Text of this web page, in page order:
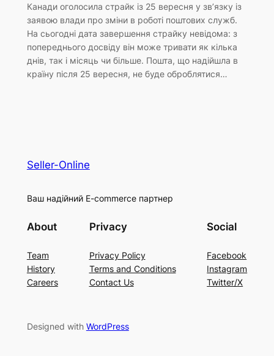
Канади оголосила страйк із 25 вересня у зв’язку із
заявою влади про зміни в роботі поштових служб.
На сьогодні дата завершення страйку невідома: з
попереднього досвіду він може тривати як кілька
днів, так і місяць чи більше. Пошта, що надійшла в
країну після 25 вересня, не буде оброблятися…
Seller-Online
Ваш надійний E-commerce партнер
About
Team
History
Careers
Privacy
Privacy Policy
Terms and Conditions
Contact Us
Social
Facebook
Instagram
Twitter/X
Designed with WordPress